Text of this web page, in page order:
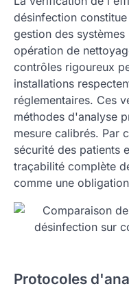
désinfection
gestion des
opération de
contrôles rigoureux
installations
réglementaires. Ces
méthodes d'analyse
mesure calibrés. Par
sécurité des patients
traçabilité complète
comme une
Protocoles